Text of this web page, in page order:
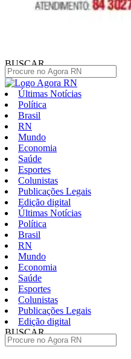
BUSCAR
Últimas Notícias
Política
Brasil
RN
Mundo
Economia
Saúde
Esportes
Colunistas
Publicações Legais
Edição digital
Últimas Notícias
Política
Brasil
RN
Mundo
Economia
Saúde
Esportes
Colunistas
Publicações Legais
Edição digital
BUSCAR